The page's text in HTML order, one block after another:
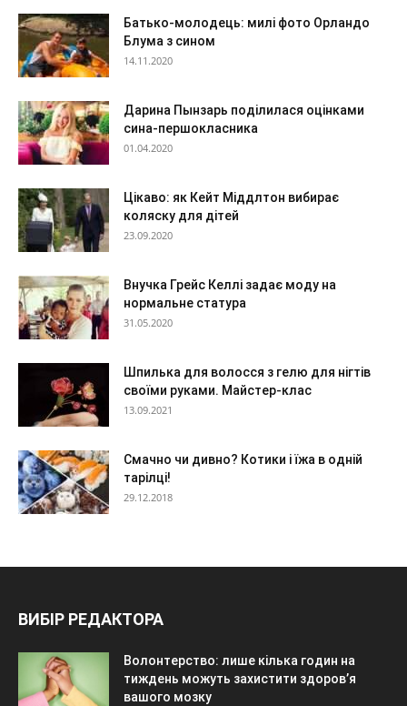
Батько-молодець: милі фото Орландо
Блума з сином
14.11.2020
Дарина Пынзарь поділилася оцінками
сина-першокласника
01.04.2020
Цікаво: як Кейт Міддлтон вибирає
коляску для дітей
23.09.2020
Внучка Грейс Келлі задає моду на
нормальне статура
31.05.2020
Шпилька для волосся з гелю для нігтів
своїми руками. Майстер-клас
13.09.2021
Смачно чи дивно? Котики і їжа в одній
тарілці!
29.12.2018
ВИБІР РЕДАКТОРА
Волонтерство: лише кілька годин на
тиждень можуть захистити здоров’я
вашого мозку